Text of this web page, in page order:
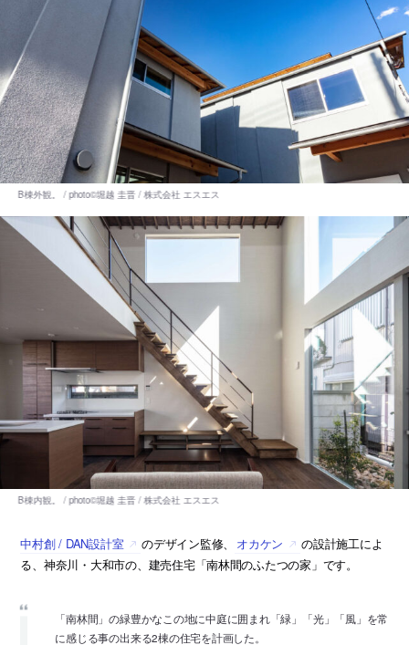
中村創 / DAN設計室 のデザイン監修、 オカケン
の設計施工によ
る、神奈川・大和市の、建売住宅「南林間のふたつの家」です。
「南林間」の緑豊かなこの地に中庭に囲まれ「緑」「光」「風」を常
に感じる事の出来る2棟の住宅を計画した。